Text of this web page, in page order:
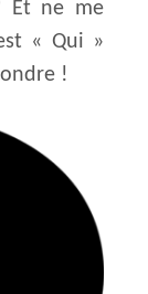
Et ne me
« Qui »
!